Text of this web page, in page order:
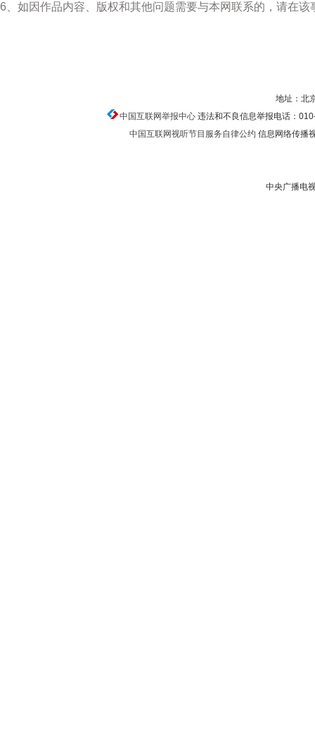
6、如因作品内容、版权和其他问题需要与本网联系的，请在
地址：北
中国互联网举报中心违法和不良信息举报电话：
中国互联网视听节目服务自律公约 信息网络传播
中央广播电